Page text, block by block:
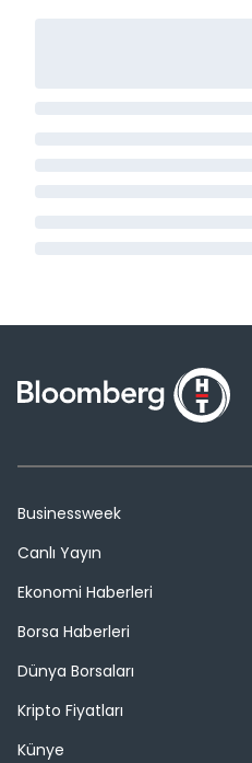
Businessweek
Canlı Yayın
Ekonomi Haberleri
Borsa Haberleri
Dünya Borsaları
Kripto Fiyatları
Künye